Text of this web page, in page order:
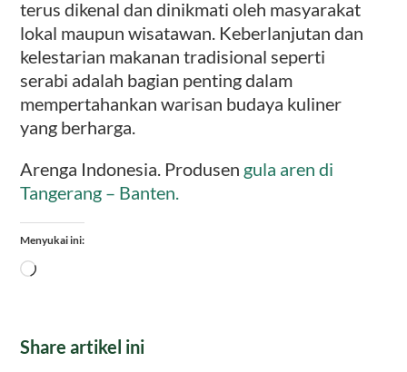
terus dikenal dan dinikmati oleh masyarakat
lokal maupun wisatawan. Keberlanjutan dan
kelestarian makanan tradisional seperti
serabi adalah bagian penting dalam
mempertahankan warisan budaya kuliner
yang berharga.
Arenga Indonesia. Produsen gula aren di
Tangerang – Banten.
Menyukai ini:
Memuat...
Share artikel ini